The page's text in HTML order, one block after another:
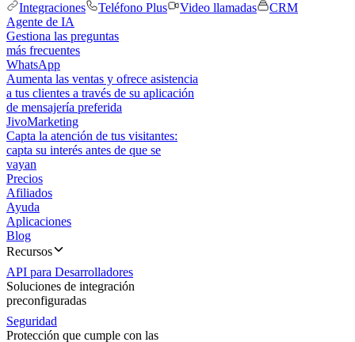
Integraciones
Teléfono Plus Video llamadas
CRM
Agente de IA
Gestiona las preguntas
más frecuentes
WhatsApp
Aumenta las ventas y ofrece asistencia
a tus clientes a través de su aplicación
de mensajería preferida
JivoMarketing
Capta la atención de tus visitantes:
capta su interés antes de que se
vayan
Precios
Afiliados
Ayuda
Aplicaciones
Blog
Recursos
API para Desarrolladores
Soluciones de integración
preconfiguradas
Seguridad
Protección que cumple con las